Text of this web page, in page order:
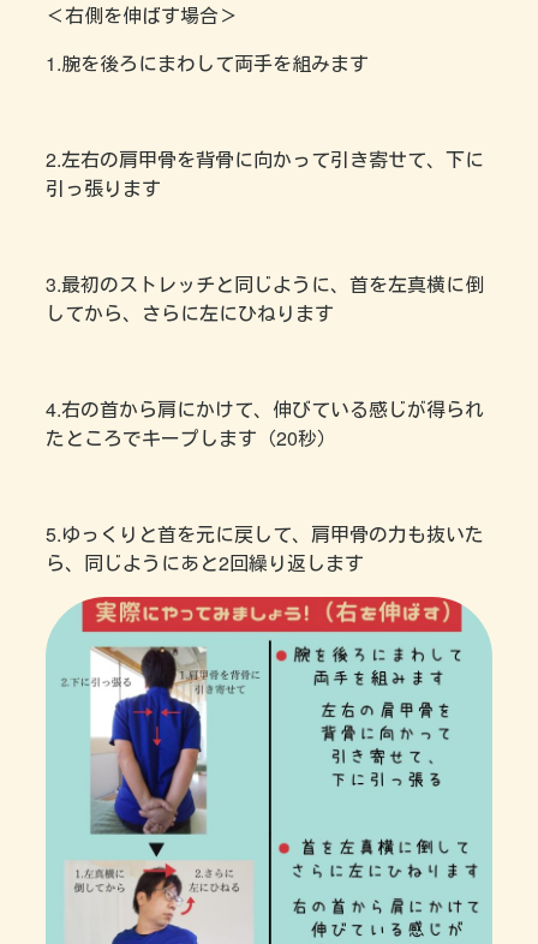
＜右側を伸ばす場合＞
1.腕を後ろにまわして両手を組みます
2.左右の肩甲骨を背骨に向かって引き寄せて、下に
引っ張ります
3.最初のストレッチと同じように、首を左真横に倒
してから、さらに左にひねります
4.右の首から肩にかけて、伸びている感じが得られ
たところでキープします（20秒）
5.ゆっくりと首を元に戻して、肩甲骨の力も抜いた
ら、同じようにあと2回繰り返します